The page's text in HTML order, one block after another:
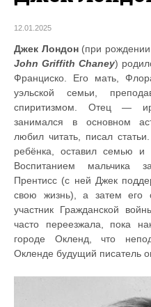
12.01.2025
Джек Лондон(при
John Griffith Chaney)
Франциско. Его мать,
уэльской семьи,
спиритизмом. Отец —
занимался в основном
любил читать, писал
ребёнка, оставил семью и
Воспитанием мальчика
Прентисс (с ней Джек
свою жизнь), а затем его
участник Гражданской
часто переезжала, пока
городе Окленд, что
Окленде будущий писатель